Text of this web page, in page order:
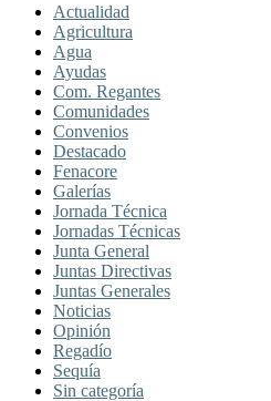
Actualidad
Agricultura
Agua
Ayudas
Com. Regantes
Comunidades
Convenios
Destacado
Fenacore
Galerías
Jornada Técnica
Jornadas Técnicas
Junta General
Juntas Directivas
Juntas Generales
Noticias
Opinión
Regadío
Sequía
Sin categoría